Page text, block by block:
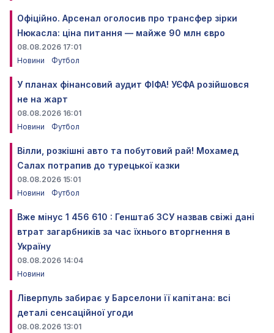
Офіційно. Арсенал оголосив про трансфер зірки
Нюкасла: ціна питання — майже 90 млн євро
08.08.2026 17:01
Новини
Футбол
У планах фінансовий аудит ФІФА! УЄФА розійшовся
не на жарт
08.08.2026 16:01
Новини
Футбол
Вілли, розкішні авто та побутовий рай! Мохамед
Салах потрапив до турецької казки
08.08.2026 15:01
Новини
Футбол
Вже мінус 1 456 610 : Генштаб ЗСУ назвав свіжі дані
втрат загарбників за час їхнього вторгнення в
Україну
08.08.2026 14:04
Новини
Ліверпуль забирає у Барселони її капітана: всі
деталі сенсаційної угоди
08.08.2026 13:01